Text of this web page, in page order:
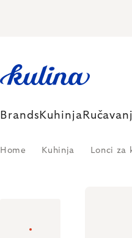
Brands Kuhinja
Home Kuhinja Lonci za